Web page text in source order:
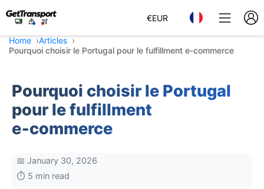
€EUR
Home
Articles
Pourquoi choisir le Portugal pour le fulfillment e‑commerce
Pourquoi choisir le Portugal
pour le fulfillment
e‑commerce
📅 January 30, 2026
⏱️ 5 min read